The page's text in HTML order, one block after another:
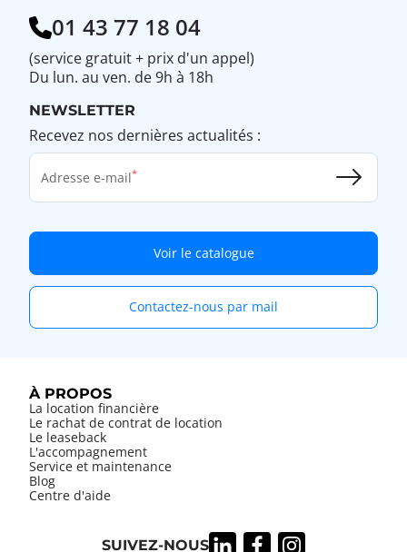
01 43 77 18 04
(service gratuit + prix d'un appel)
Du lun. au ven. de 9h à 18h
NEWSLETTER
Recevez nos dernières actualités :
Adresse e-mail
Voir le catalogue
Contactez-nous par mail
À PROPOS
La location financière
Le rachat de contrat de location
Le leaseback
L'accompagnement
Service et maintenance
Blog
Centre d'aide
SUIVEZ-NOUS